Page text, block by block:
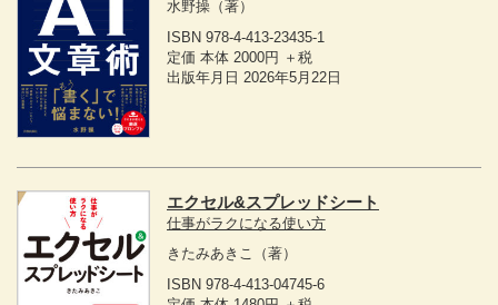
水野操 （著）
ISBN 978-4-413-23435-1
定価 本体 2000円 ＋税
出版年月日 2026年5月22日
エクセル&スプレッドシート
仕事がラクになる使い方
きたみあきこ
（著）
ISBN 978-4-413-04745-6